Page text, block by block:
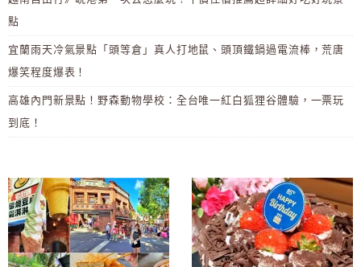
點
宜蘭雨天冷氣景點「頭等倉」真人打地鼠、頭頂鐵鍋過電流棒，荒唐
爆笑程度爆表！
高雄內門新景點！野森動物學校：全台唯一紅白狐狸谷體驗，一票玩
到底！